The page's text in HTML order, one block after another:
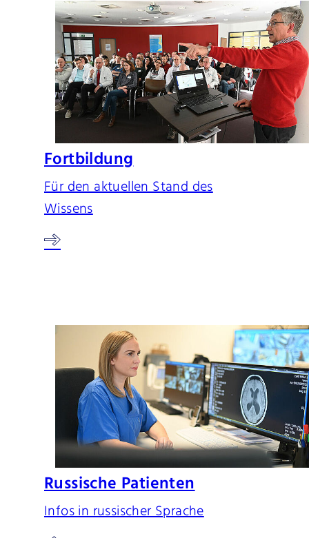
Fortbildung
Für den aktuellen Stand des
Wissens
Russische Patienten
Infos in russischer Sprache